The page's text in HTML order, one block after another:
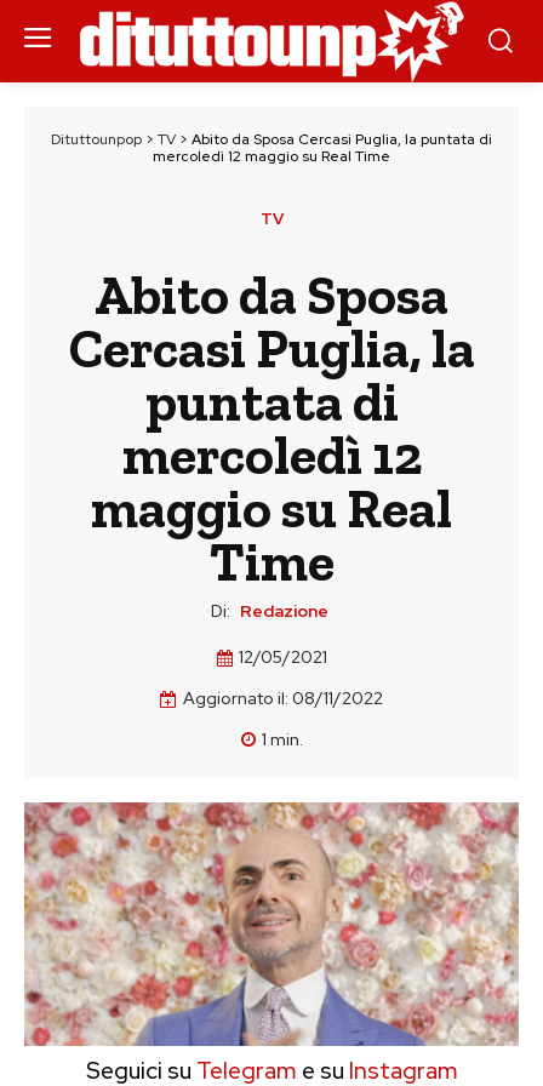
Dituttounpop > TV > Abito da Sposa Cercasi Puglia, la puntata di
mercoledì 12 maggio su Real Time
TV
Abito da Sposa
Cercasi Puglia, la
puntata di
mercoledì 12
maggio su Real
Time
Di: Redazione
12/05/2021
Aggiornato il: 08/11/2022
1 min.
Seguici su Telegram e su Instagram